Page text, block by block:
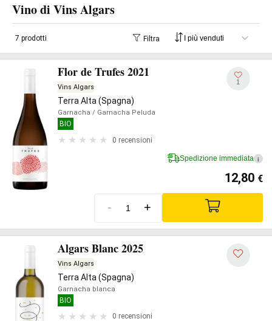
Vino di Vins Algars
7 prodotti Filtra
Flor de Trufes 2021
Vins Algars
Terra Alta (Spagna)
Garnacha / Garnacha Peluda
BIO
0 recensioni
1
Spedizione immediata i
12,80 €
- +
Algars Blanc 2025
Vins Algars
Terra Alta (Spagna)
Garnacha blanca
BIO
0 recensioni